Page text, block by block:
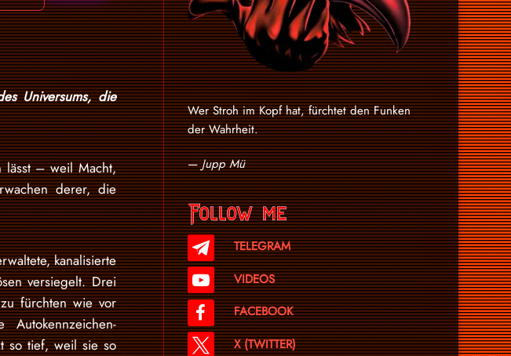
Universums, die
lässt – weil Macht,
derer, die
kanalisierte
versiegelt. Drei
fürchten wie vor
so tief, weil sie so
Wer Stroh im Kopf hat, fürchtet den Funken
der Wahrheit.
—Jupp Mü
Follow me
TELEGRAM
VIDEOS
FACEBOOK
X (TWITTER)